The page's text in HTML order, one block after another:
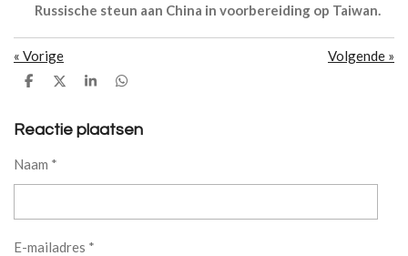
Russische steun aan China in voorbereiding op Taiwan.
« Vorige Volgende »
D
e
D
l
S
r
D
e
Reactie plaatsen
Naam *
E-mailadres *